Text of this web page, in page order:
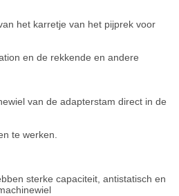
het karretje van het pijprek voor
en de rekkende en andere
van de adapterstam direct in de
te werken.
sterke capaciteit, antistatisch en